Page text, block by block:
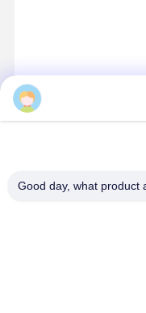
140 μέτρα βόρεια
Good day, what product